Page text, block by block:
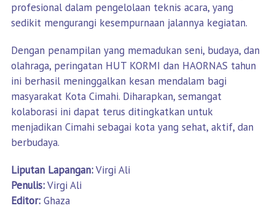
profesional dalam pengelolaan teknis acara, yang
sedikit mengurangi kesempurnaan jalannya kegiatan.
Dengan penampilan yang memadukan seni, budaya, dan
olahraga, peringatan HUT KORMI dan HAORNAS tahun
ini berhasil meninggalkan kesan mendalam bagi
masyarakat Kota Cimahi. Diharapkan, semangat
kolaborasi ini dapat terus ditingkatkan untuk
menjadikan Cimahi sebagai kota yang sehat, aktif, dan
berbudaya.
Liputan Lapangan:Virgi Ali
Penulis:Virgi Ali
Editor:Ghaza